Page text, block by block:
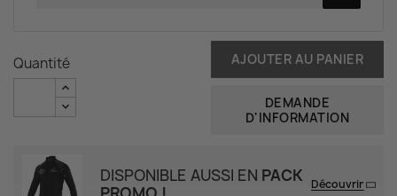
Quantité AJOUTER AU PANIER
DEMANDE
D'INFORMATION
DISPONIBLE AUSSI EN PACK Découvrir